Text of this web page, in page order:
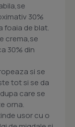
30%
foaia de blat.
crema,se
30% din
si se
tot si se da
care se
orna.
usor cu o